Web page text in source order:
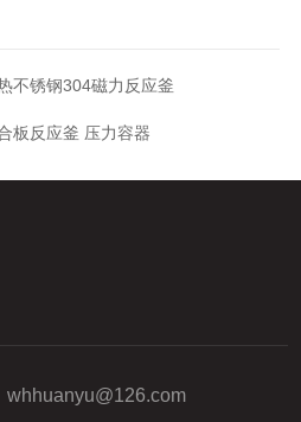
不锈钢304磁力反应釜
板反应釜 压力容器
whhuanyu@126.com